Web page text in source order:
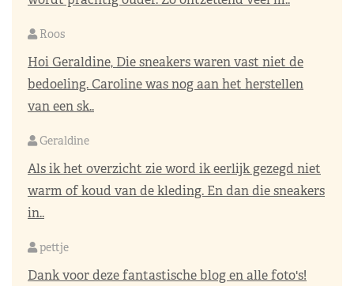
Roos
Hoi Geraldine, Die sneakers waren vast niet de
bedoeling. Caroline was nog aan het herstellen
van een sk..
Geraldine
Als ik het overzicht zie word ik eerlijk gezegd niet
warm of koud van de kleding. En dan die sneakers
in..
pettje
Dank voor deze fantastische blog en alle foto's!